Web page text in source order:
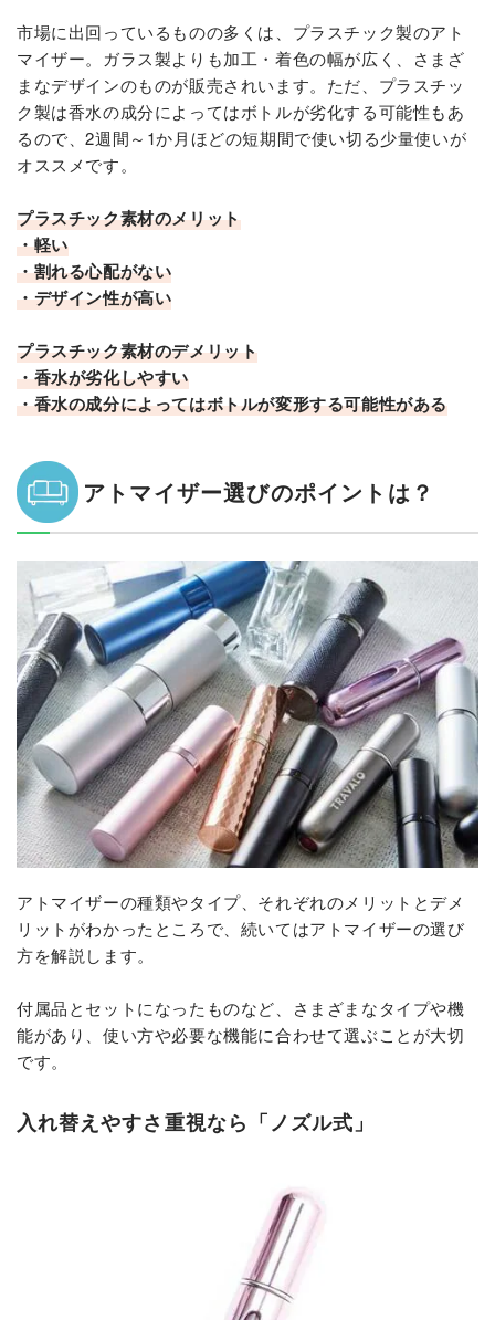
市場に出回っているものの多くは、プラスチック製のアト
マイザー。ガラス製よりも加工・着色の幅が広く、さまざ
まなデザインのものが販売されいます。ただ、プラスチッ
ク製は香水の成分によってはボトルが劣化する可能性もあ
るので、2週間～1か月ほどの短期間で使い切る少量使いが
オススメです。
プラスチック素材のメリット
・軽い
・割れる心配がない
・デザイン性が高い
プラスチック素材のデメリット
・香水が劣化しやすい
・香水の成分によってはボトルが変形する可能性がある
アトマイザー選びのポイントは？
アトマイザーの種類やタイプ、それぞれのメリットとデメ
リットがわかったところで、続いてはアトマイザーの選び
方を解説します。
付属品とセットになったものなど、さまざまなタイプや機
能があり、使い方や必要な機能に合わせて選ぶことが大切
です。
入れ替えやすさ重視なら「ノズル式」